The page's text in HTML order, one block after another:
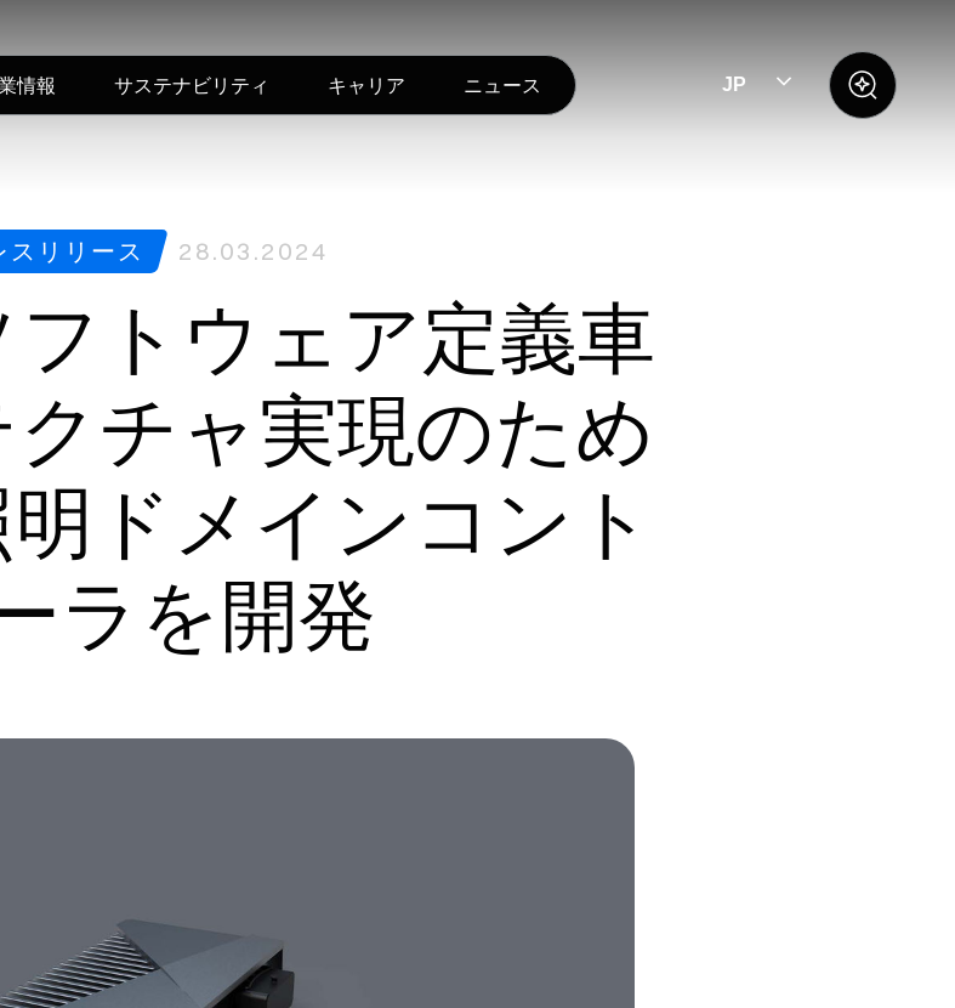
情報 サステナビリティ キャリア ニュース JP
スリリース 28.03.2024
トウェア定義車
チャ実現のため
ドメインコント
ラを開発